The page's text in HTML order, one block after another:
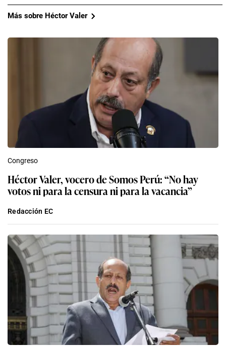
Más sobre Héctor Valer
Congreso
Héctor Valer, vocero de Somos Perú: “No hay
votos ni para la censura ni para la vacancia”
Redacción EC